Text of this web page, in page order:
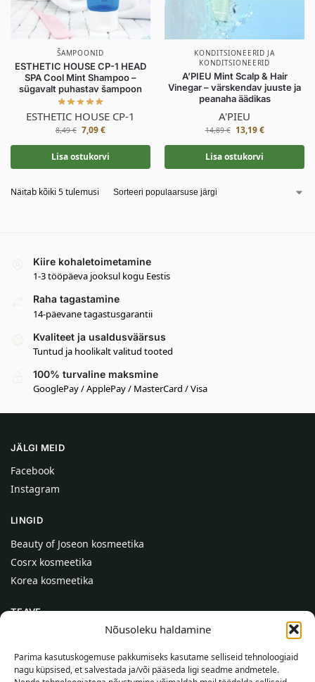
Nõusoleku haldamine
Parima kasutuskogemuse pakkumiseks kasutame selliseid tehnoloogiaid
nagu küpsised, et salvestada ja/või pääseda ligi seadme andmetele.
ŠAMPOONID
ESTHETIC HOUSE CP-1 HEAD
SPA Cool Mint Shampoo –
sügavalt puhastav šampoon
ESTHETIC HOUSE CP-1
8,49€ 7,09€
Lisa ostukorvi
KONDITSIONEERID JA
KONDITSIONEERID
A’PIEU Mint Scalp & Hair
Vinegar – värskendav juuste ja
peanaha äädikas
A'PIEU
14,89€ 13,19€
Lisa ostukorvi
Näitab kõiki 5 tulemusi
Kiire kohaletoimetamine
1-3 tööpäeva jooksul kogu Eestis
Raha tagastamine
14-päevane tagastusgarantii
Kvaliteet ja usaldusväärsus
Tuntud ja hoolikalt valitud tooted
100% turvaline maksmine
GooglePay / ApplePay / MasterCard / Visa
JÄLGI MEID
Facebook
Instagram
LINGID
Beauty of Joseon kosmeetika
Cosrx kosmeetika
Korea kosmeetika
TEAVE
Kontaktid
Abi